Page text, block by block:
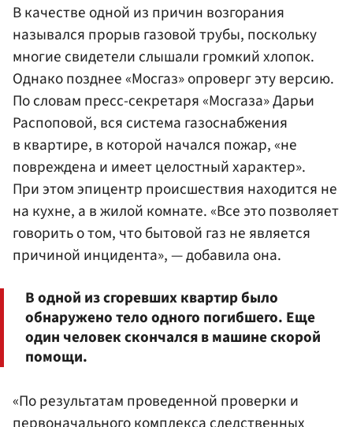
В качестве одной из причин возгорания
назывался прорыв газовой трубы, поскольку
многие свидетели слышали громкий хлопок.
Однако позднее «Мосгаз» опроверг эту версию.
По словам пресс-секретаря «Мосгаза» Дарьи
Распоповой, вся система газоснабжения
в квартире, в которой начался пожар, «не
повреждена и имеет целостный характер».
При этом эпицентр происшествия находится не
на кухне, а в жилой комнате. «Все это позволяет
говорить о том, что бытовой газ не является
причиной инцидента», — добавила она.
В одной из сгоревших квартир было
обнаружено тело одного погибшего. Еще
один человек скончался в машине скорой
помощи.
«По результатам проведенной проверки и